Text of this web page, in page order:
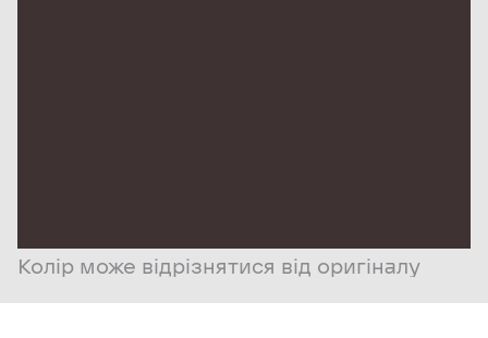
Колір може відрізнятися від оригіналу